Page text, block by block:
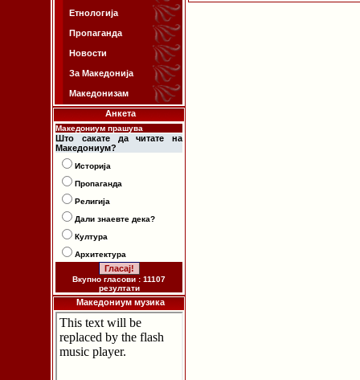
Етнологија
Пропаганда
Новости
За Македонија
Македонизам
Анкета
Македониум прашува
Што сакате да читате на
Македониум?
Историја
Пропаганда
Религија
Дали знаевте дека?
Култура
Архитектура
Вкупно гласови : 11107
резултати
Македониум музика